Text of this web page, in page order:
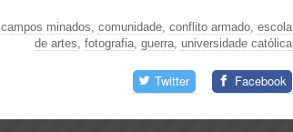
campos minados, comunidade, conflito armado, escola
de artes, fotografia, guerra, universidade católica
Twitter Facebook